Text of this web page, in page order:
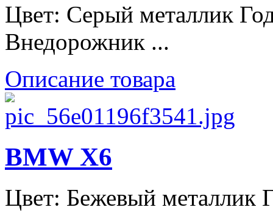
Цвет: Серый металлик
Внедорожник ...
Описание товара
BMW X6
Цвет: Бежевый металлик